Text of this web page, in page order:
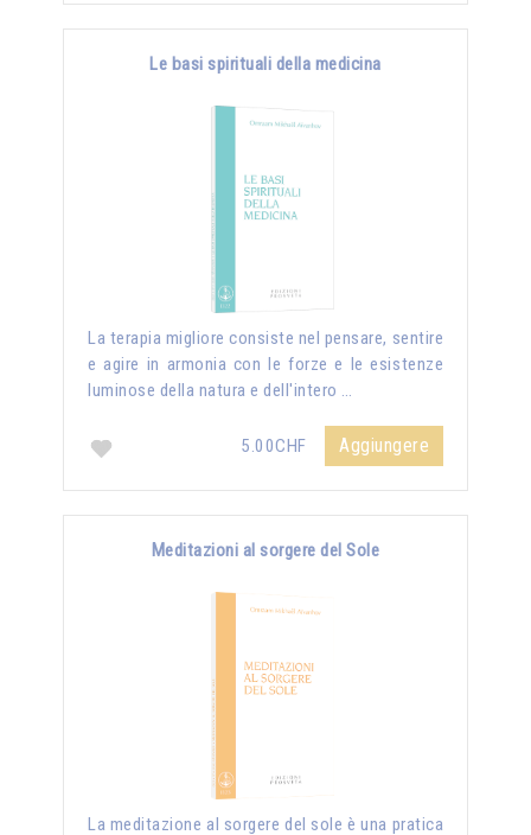
Le basi spirituali della medicina
La terapia migliore consiste nel pensare, sentire
e agire in armonia con le forze e le esistenze
luminose della natura e dell'intero …
5.00CHF Aggiungere
Meditazioni al sorgere del Sole
La meditazione al sorgere del sole è una pratica